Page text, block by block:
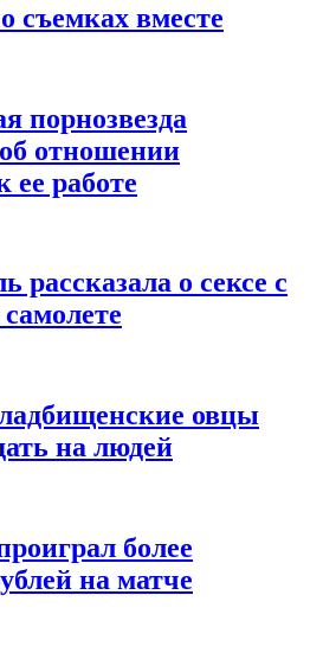
съемках вместе
порнозвезда
отношении
ее работе
рассказала о сексе с
овцы
на людей
более
на матче